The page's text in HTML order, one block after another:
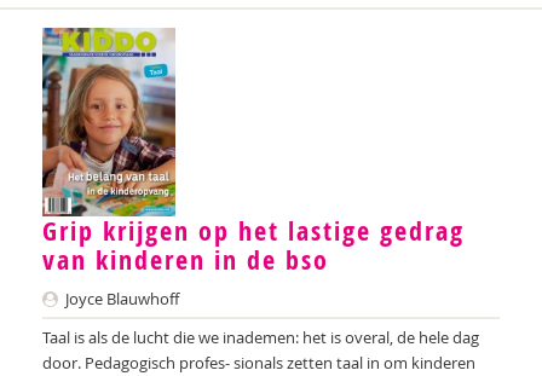
Anne Bos
Wanda Bosbaan
Betty Bosgoed
Martin Bosma
Sanne Bosmans
Lidwien Boudens
Caroline Boudry
Shirine Bousaid
Grip krijgen op het lastige gedrag
van kinderen in de bso
Joyce Blauwhoff
Taal is als de lucht die we inademen: het is overal, de hele dag
door. Pedagogisch profes- sionals zetten taal in om kinderen